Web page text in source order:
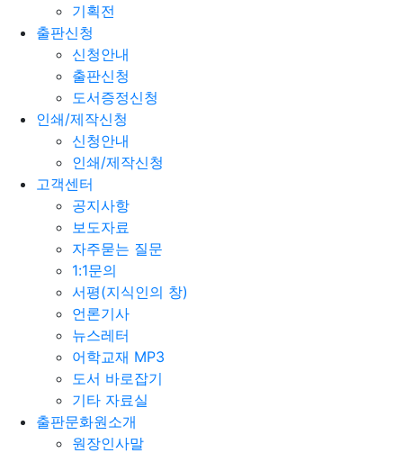
기획전
출판신청
신청안내
출판신청
도서증정신청
인쇄/제작신청
신청안내
인쇄/제작신청
고객센터
공지사항
보도자료
자주묻는 질문
1:1문의
서평(지식인의 창)
언론기사
뉴스레터
어학교재 MP3
도서 바로잡기
기타 자료실
출판문화원소개
원장인사말